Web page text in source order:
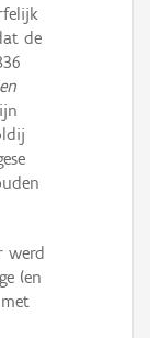
de
werd
(en